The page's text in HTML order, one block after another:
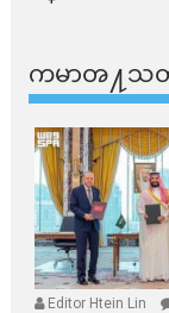
ကမာၻ႔သ
Editor Htein Lin